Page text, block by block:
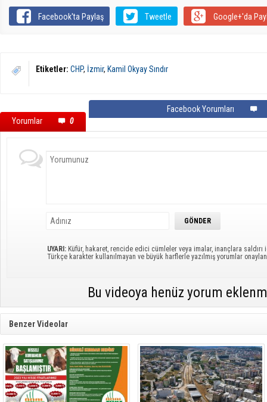
Facebook'ta Paylaş Tweetle Google+'da
Etiketler: CHP, İzmir, Kamil Okyay Sındır
Yorumlar 0
Facebook Yorumları
UYARI: Küfür, hakaret, rencide edici cümleler veya imalar, inançlara saldırı
Türkçe karakter kullanılmayan ve büyük harflerle yazılmış yorumlar
Bu videoya henüz yorum
Benzer Videolar